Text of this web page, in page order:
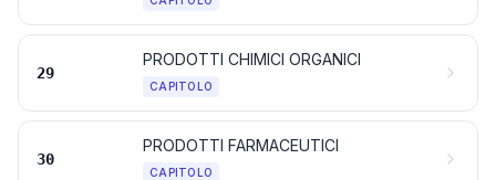
29
PRODOTTI CHIMICI ORGANICI
CAPITOLO
30
PRODOTTI FARMACEUTICI
CAPITOLO